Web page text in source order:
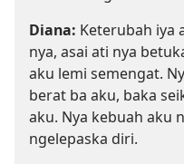
Diana: Keterubah iya
nya, asai ati nya
aku lemi semengat.
berat ba aku, baka
aku. Nya kebuah aku
ngelepaska diri.